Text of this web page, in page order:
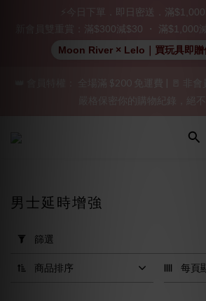
加入會員即享$20購物金  訂單商品好
「保密出貨」（無店鋪資訊、一般紙箱）
用
選
男士延時增強
篩選
商品排序 每頁
⚡今日下單．即日密送．滿$1,000
新會員雙重賞：滿$300減$30 ・ 滿$1,000
Moon River × Lelo｜買玩具即贈